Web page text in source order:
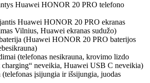
Huawei HONOR 20 PRO telefono
Huawei HONOR 20 PRO ekranas
Vilnius, Huawei ekranas sudužo)
(Huawei HONOR 20 PRO baterijos
(telefonas nesikrauna, krovimo lizdo
charging“ neveikia, Huawei USB C neveikia)
įsijungia ir išsijungia, juodas